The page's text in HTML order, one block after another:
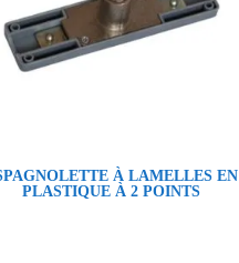
À LAMELLES EN
PLASTIQUE À 2 POINTS